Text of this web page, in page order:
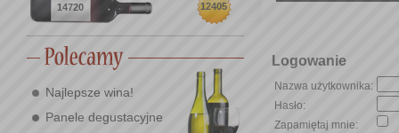
14720 12405
Najlepsze wina!
Panele degustacyjne
Logowanie
Nazwa użytkownika:
Hasło:
Zapamiętaj mnie: